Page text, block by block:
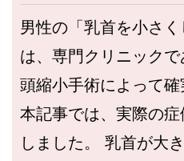
男性の「乳首を小さ
は、専門クリニック
頭縮小手術によって確
本記事では、実際の
しました。 乳首が大